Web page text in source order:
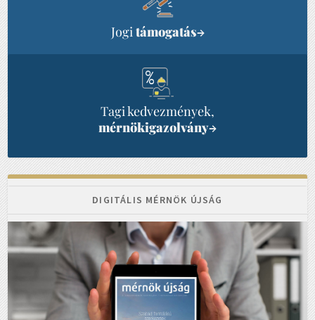
Jogi támogatás→
Tagi kedvezmények,
mérnökigazolvány→
DIGITÁLIS MÉRNÖK ÚJSÁG